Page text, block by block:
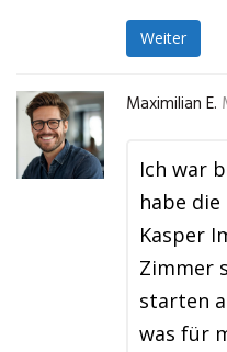
Weiter
Maximilian E.
Ich war
habe
Kasper
Zimmer
starten
was für